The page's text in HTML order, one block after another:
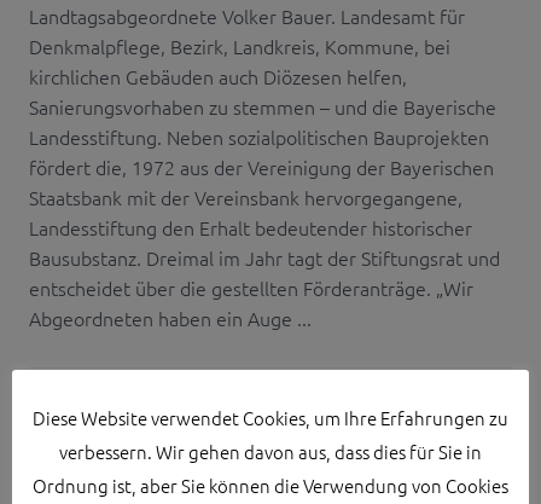
Landtagsabgeordnete Volker Bauer. Landesamt für
Denkmalpflege, Bezirk, Landkreis, Kommune, bei
kirchlichen Gebäuden auch Diözesen helfen,
Sanierungsvorhaben zu stemmen – und die Bayerische
Landesstiftung. Neben sozialpolitischen Bauprojekten
fördert die, 1972 aus der Vereinigung der Bayerischen
Staatsbank mit der Vereinsbank hervorgegangene,
Landesstiftung den Erhalt bedeutender historischer
Bausubstanz. Dreimal im Jahr tagt der Stiftungsrat und
entscheidet über die gestellten Förderanträge. „Wir
Abgeordneten haben ein Auge ...
Search Sidebar Widget Area
Diese Website verwendet Cookies, um Ihre Erfahrungen zu
verbessern. Wir gehen davon aus, dass dies für Sie in
Ordnung ist, aber Sie können die Verwendung von Cookies